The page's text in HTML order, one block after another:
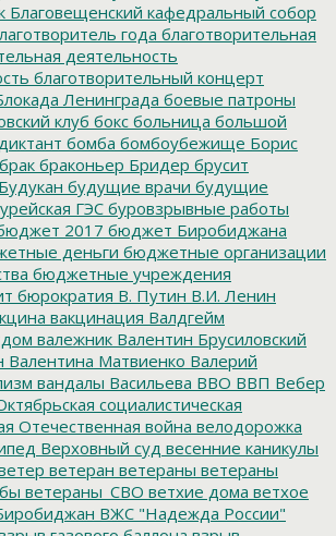
Благовещенский кафедральный собор
года благотворительная
деятельность
благотворительный концерт
Ленинграда боевые патроны
клуб бокс больница большой
бомба бомбоубежище Борис
брак браконьер Бридер брусит
Будукан будущие врачи будущие
ГЭСбуровзрывные работы
2017 бюджет Биробиджана
деньги бюджетные организации
бюджетные учреждения
бюрократия В. Путин В.И. Ленин
вакцинация Валдгейм
валежник Валентин Брусиловский
Валентина Матвиенко Валерий
вандалы Васильева ВВО ВВП Вебер
социалистическая
Отечественная война велодорожка
Верховный суд весенние каникулы
ветеран ветераны ветераны
ветераны_СВО ветхие дома ветхое
ВЖС "Надежда России"